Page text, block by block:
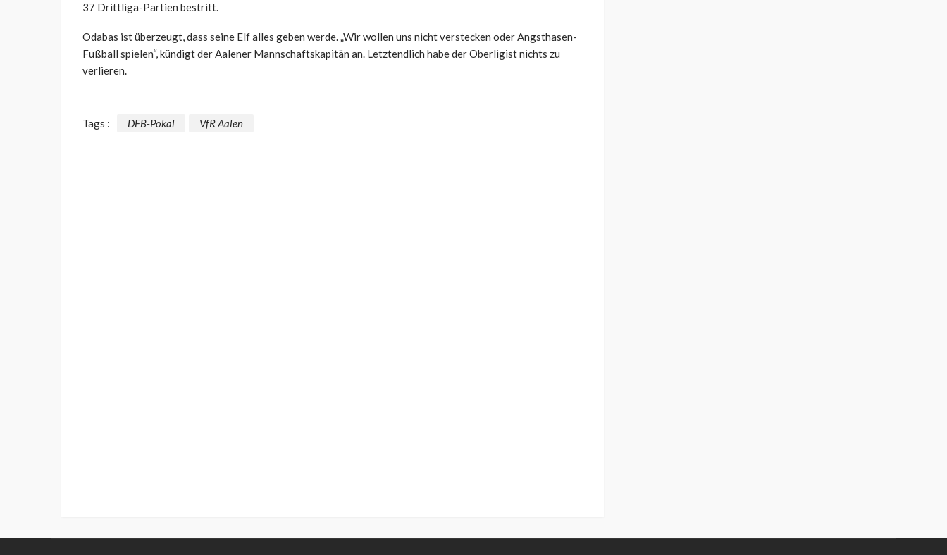
37 Drittliga-Partien bestritt.
Odabas ist überzeugt, dass seine Elf alles geben werde. „Wir wollen uns nicht verstecken oder Angsthasen-
Fußball spielen“, kündigt der Aalener Mannschaftskapitän an. Letztendlich habe der Oberligist nichts zu
verlieren.
Tags : DFB-Pokal VfR Aalen